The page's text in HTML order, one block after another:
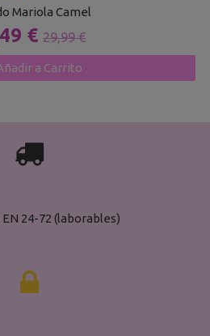
Mariola Camel
€ 29,99 €
a Carrito

EN 24-72 (laborables)
